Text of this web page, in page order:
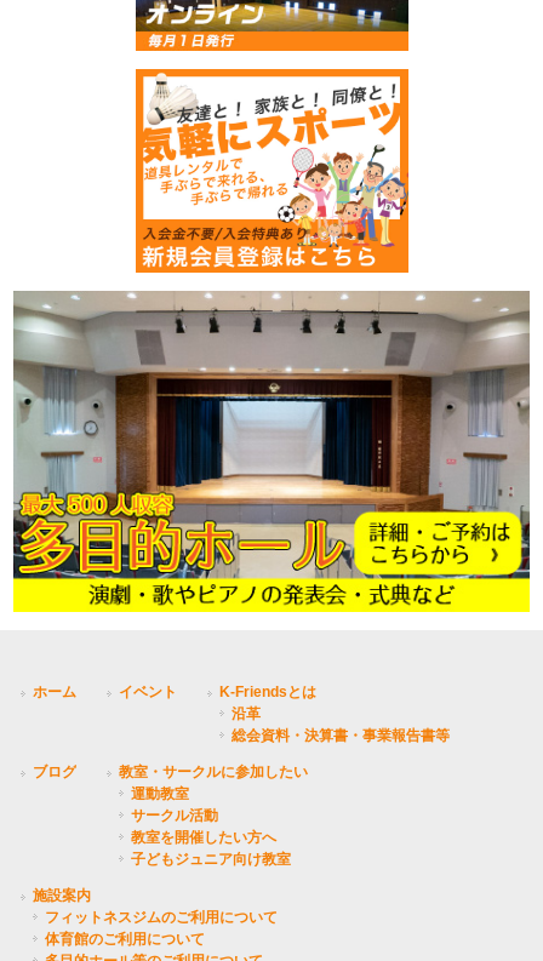
ホーム イベント
K-Friendsとは
沿革
総会資料・決算書・事業報告書等
ブログ
教室・サークルに参加したい
運動教室
サークル活動
教室を開催したい方へ
子どもジュニア向け教室
施設案内
フィットネスジムのご利用について
体育館のご利用について